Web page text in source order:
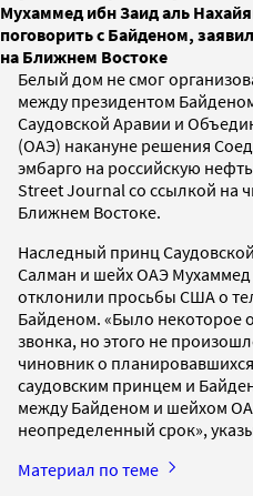
Мухаммед ибн Заид аль
поговорить с Байденом,
на Ближнем Востоке
Белый дом не смог
между президентом
Саудовской Аравии и
(ОАЭ) накануне решения
эмбарго на российскую
Street Journal со ссылкой на
Ближнем Востоке.
Наследный принц
Салман и шейх ОАЭ Мухаммед
отклонили просьбы США о
Байденом. «Было некоторое
звонка, но этого не
чиновник о
саудовским принцем и
между Байденом и шейхом
неопределенный срок»,
Материал по теме